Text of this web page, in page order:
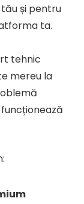
și pentru
ta.
tehnic
mereu la